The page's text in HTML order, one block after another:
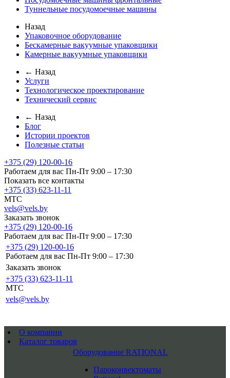
Туннельные посудомоечные машины
Назад
Упаковочное оборудование
Бескамерные вакуумные упаковщики
Камерные вакуумные упаковщики
← Назад
Услуги
Технологическое проектирование
Технический сервис
← Назад
Блог
Истории проектов
Полезные статьи
+375 (29) 120-00-16
Работаем для вас Пн-Пт 9:00 – 17:30
Показать все контакты
+375 (33) 623-11-11
MTC
vels@vels.by
Заказать звонок
+375 (29) 120-00-16
Работаем для вас Пн-Пт 9:00 – 17:30
+375 (29) 120-00-16
Работаем для вас Пн-Пт 9:00 – 17:30
Заказать звонок
+375 (33) 623-11-11
MTC
vels@vels.by
О компании
Каталог товаров
Оборудование RATIONAL
Пароконвектоматы